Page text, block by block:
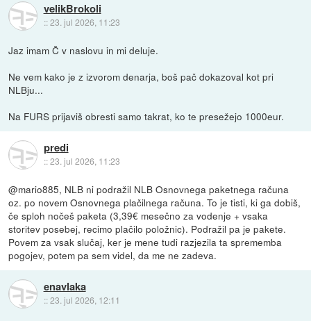
velikBrokoli
::23. jul 2026, 11:23
Jaz imam Č v naslovu in mi deluje.
Ne vem kako je z izvorom denarja, boš pač dokazoval kot pri
NLBju...
Na FURS prijaviš obresti samo takrat, ko te presežejo 1000eur.
predi
::23. jul 2026, 11:23
@mario885, NLB ni podražil NLB Osnovnega paketnega računa
oz. po novem Osnovnega plačilnega računa. To je tisti, ki ga dobiš,
če sploh nočeš paketa (3,39€ mesečno za vodenje + vsaka
storitev posebej, recimo plačilo položnic). Podražil pa je pakete.
Povem za vsak slučaj, ker je mene tudi razjezila ta sprememba
pogojev, potem pa sem videl, da me ne zadeva.
enavlaka
::23. jul 2026, 12:11